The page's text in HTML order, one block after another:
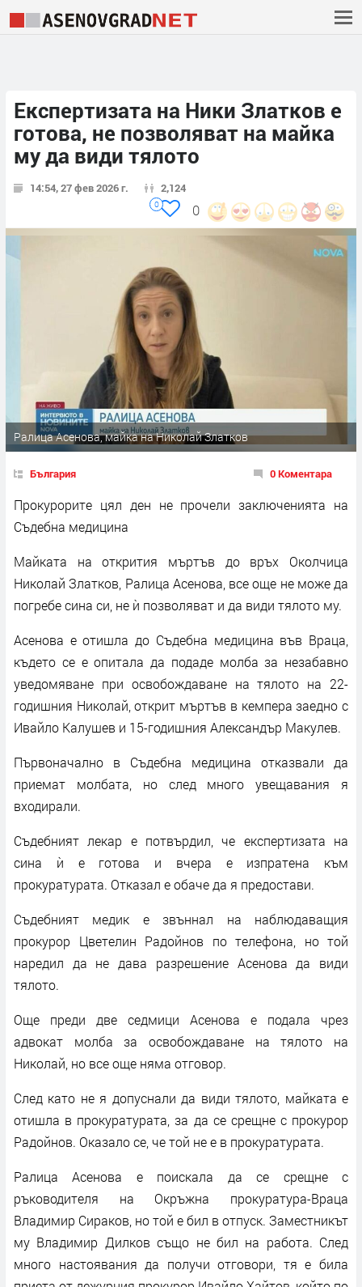
Експертизата на Ники Златков е
готова, не позволяват на майка
му да види тялото
14:54, 27 фев 2026 г. 2,124
0
0
Ралица Асенова, майка на Николай Златков
България 0 Коментара
Прокурорите цял ден не прочели заключенията на
Съдебна медицина
Майката на открития мъртъв до връх Околчица
Николай Златков, Ралица Асенова, все още не може да
погребе сина си, не ѝ позволяват и да види тялото му.
Асенова е отишла до Съдебна медицина във Враца,
където се е опитала да подаде молба за незабавно
уведомяване при освобождаване на тялото на 22-
годишния Николай, открит мъртъв в кемпера заедно с
Ивайло Калушев и 15-годишния Александър Макулев.
Първоначално в Съдебна медицина отказвали да
приемат молбата, но след много увещавания я
входирали.
Съдебният лекар е потвърдил, че експертизата на
сина ѝ е готова и вчера е изпратена към
прокуратурата. Отказал е обаче да я предостави.
Съдебният медик е звъннал на наблюдаващия
прокурор Цветелин Радойнов по телефона, но той
наредил да не дава разрешение Асенова да види
тялото.
Още преди две седмици Асенова е подала чрез
адвокат молба за освобождаване на тялото на
Николай, но все още няма отговор.
След като не я допуснали да види тялото, майката е
отишла в прокуратурата, за да се срещне с прокурор
Радойнов. Оказало се, че той не е в прокуратурата.
Ралица Асенова е поискала да се срещне с
ръководителя на Окръжна прокуратура-Враца
Владимир Сираков, но той е бил в отпуск. Заместникът
му Владимир Дилков също не бил на работа. След
много настоявания да получи отговори, тя е била